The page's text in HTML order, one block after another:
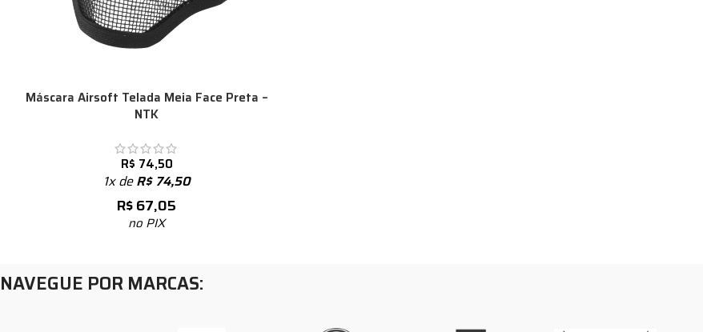
Máscara Airsoft Telada Meia Face Preta –
NTK
R$ 74,50
1x deR$74,50
R$67,05
no PIX
NAVEGUE POR MARCAS: